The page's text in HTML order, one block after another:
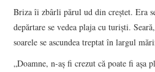
Briza îi zbârli părul ud din creștet. Era
depărtare se vedea plaja cu turiști.
soarele se ascundea treptat în largul
„Doamne, n-aș fi crezut că poate fi așa